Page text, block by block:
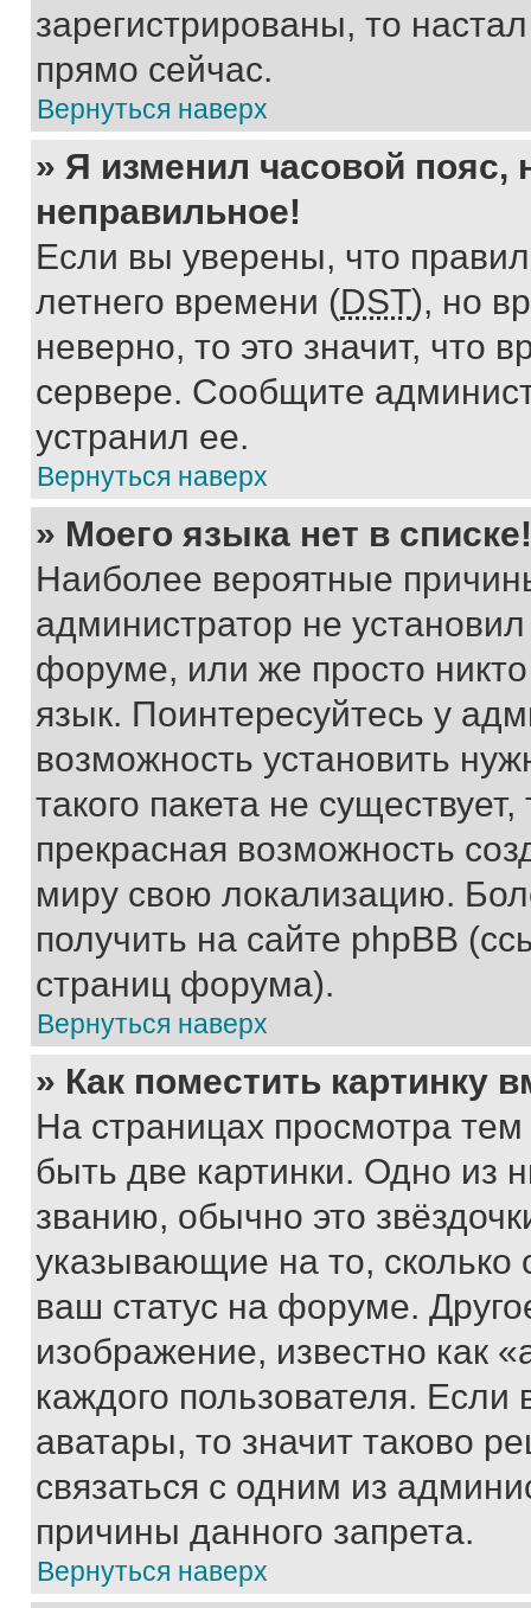
зарегистрированы, то
прямо сейчас.
Вернуться наверх
» Я изменил часовой пояс,
неправильное!
Если вы уверены, что
летнего времени (DST), но
неверно, то это значит, что
сервере. Сообщите
устранил ее.
Вернуться наверх
» Моего языка нет в списке!
Наиболее вероятные
администратор не
форуме, или же просто
язык. Поинтересуйтесь у
возможность установить
такого пакета не
прекрасная возможность
миру свою локализацию.
получить на сайте phpBB
страниц форума).
Вернуться наверх
» Как поместить картинку
На страницах просмотра
быть две картинки. Одно из
званию, обычно это
указывающие на то,
ваш статус на форуме.
изображение, известно как
каждого пользователя.
аватары, то значит таково
связаться с одним из
причины данного запрета.
Вернуться наверх